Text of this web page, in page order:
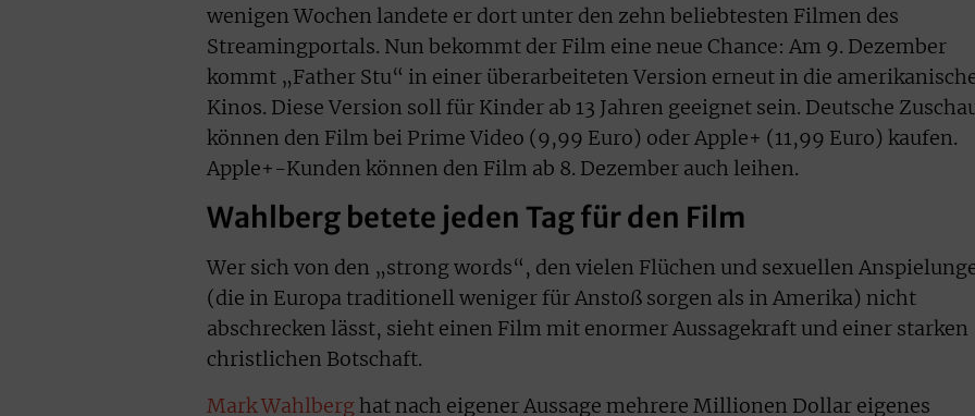
wenigen Wochen landete er dort unter den zehn beliebtesten Filmen des
Streamingportals. Nun bekommt der Film eine neue Chance: Am 9. Dezember
kommt „Father Stu“ in einer überarbeiteten Version erneut in die
Kinos. Diese Version soll für Kinder ab 13 Jahren geeignet sein. Deutsche
können den Film bei Prime Video (9,99 Euro) oder Apple+ (11,99 Euro) kaufen.
Apple+-Kunden können den Film ab 8. Dezember auch leihen.
Wahlberg betete jeden Tag für den Film
Wer sich von den „strong words“, den vielen Flüchen und sexuellen
(die in Europa traditionell weniger für Anstoß sorgen als in Amerika) nicht
abschrecken lässt, sieht einen Film mit enormer Aussagekraft und einer starken
christlichen Botschaft.
Mark Wahlberghat nach eigener Aussage mehrere Millionen Dollar eigenes